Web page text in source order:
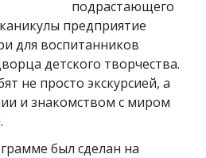
подрастающего
предприятие
для воспитанников
детского творчества.
не просто экскурсией, а
и знакомством с миром
был сделан на